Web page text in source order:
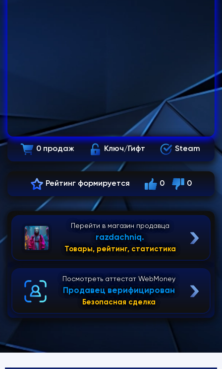
0 продаж Ключ/Гифт Steam
Рейтинг формируется 0 0
Перейти в магазин продавца
razdachniq.
Товары, рейтинг, статистика
Посмотреть аттестат WebMoney
Продавец верифицирован
Безопасная сделка